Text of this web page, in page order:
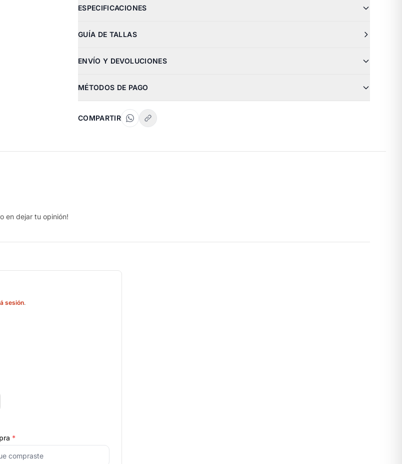
ESPECIFICACIONES
GUÍA DE TALLAS
ENVÍO Y DEVOLUCIONES
MÉTODOS DE PAGO
COMPARTIR
en dejar tu opinión!
sesión.
*